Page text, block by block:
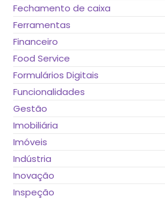
Fechamento de caixa
Ferramentas
Financeiro
Food Service
Formulários Digitais
Funcionalidades
Gestão
Imobiliária
Imóveis
Indústria
Inovação
Inspeção